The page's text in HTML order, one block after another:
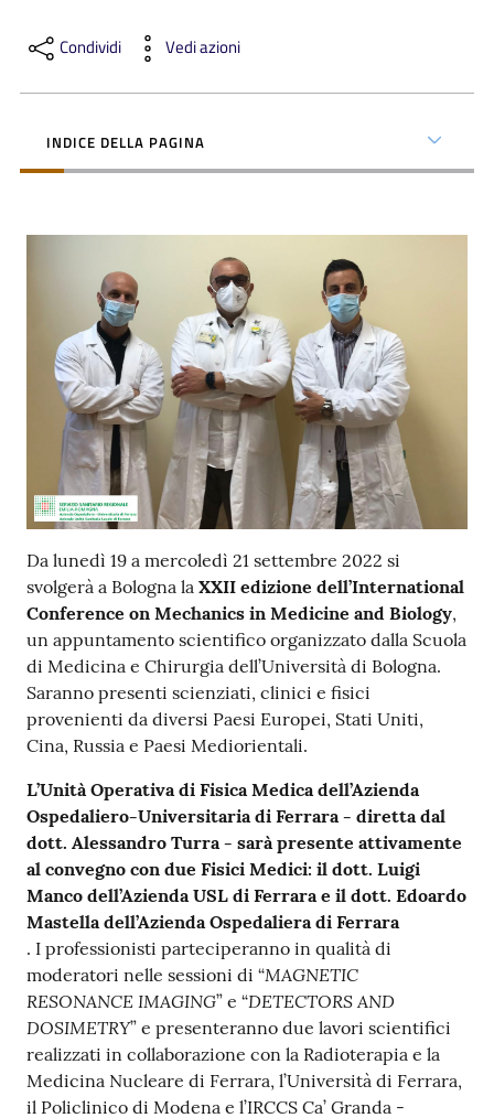
r
i
a
e
r
e
A
m
m
i
n
i
t
r
a
z
i
o
n
e
t
r
a
s
Condividi Vedi azioni
INDICE DELLA PAGINA
Da lunedì 19 a mercoledì 21 settembre 2022 si
svolgerà a Bologna la XXII edizione dell’International
Conference on Mechanics in Medicine and Biology,
un appuntamento scientifico organizzato dalla Scuola
di Medicina e Chirurgia dell’Università di Bologna.
Saranno presenti scienziati, clinici e fisici
provenienti da diversi Paesi Europei, Stati Uniti,
Cina, Russia e Paesi Mediorientali.
L’Unità Operativa di Fisica Medica dell’Azienda
Ospedaliero-Universitaria di Ferrara - diretta dal
dott. Alessandro Turra - sarà presente attivamente
al convegno con due Fisici Medici: il dott. Luigi
Manco dell’Azienda USL di Ferrara e il dott. Edoardo
Mastella dell’Azienda Ospedaliera di Ferrara
. I professionisti parteciperanno in qualità di
moderatori nelle sessioni di “MAGNETIC
RESONANCE IMAGING” e “DETECTORS AND
DOSIMETRY” e presenteranno due lavori scientifici
realizzati in collaborazione con la Radioterapia e la
Medicina Nucleare di Ferrara, l’Università di Ferrara,
il Policlinico di Modena e l’IRCCS Ca’ Granda -